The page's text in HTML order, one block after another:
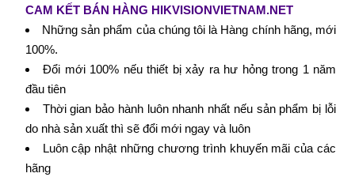
CAM KẾT BÁN HÀNG HIKVISIONVIETNAM.NET
Những sản phẩm của chúng tôi là Hàng chính hãng, mới
100%.
Đổi mới 100% nếu thiết bị xảy ra hư hỏng trong 1 năm
đầu tiên
Thời gian bảo hành luôn nhanh nhất nếu sản phẩm bị lỗi
do nhà sản xuất thì sẽ đổi mới ngay và luôn
Luôn cập nhật những chương trình khuyến mãi của các
hãng